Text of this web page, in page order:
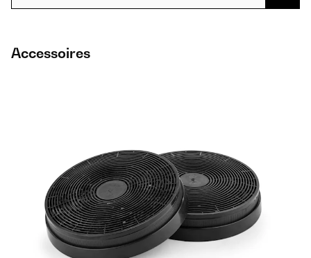
Accessoires